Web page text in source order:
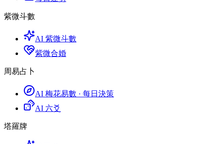
紫微斗數
AI 紫微斗數
紫微合婚
周易占卜
AI 梅花易數 · 每日決策
AI 六爻
塔羅牌